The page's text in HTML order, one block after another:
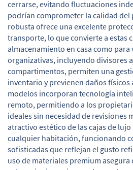
cerrarse, evitando fluctuaciones
podrían comprometer la calidad del
robusta ofrece una excelente
transporte, lo que convierte a estas
almacenamiento en casa como para
organizativas, incluyendo divisores
compartimentos, permiten una
inventario y previenen daños físicos
modelos incorporan tecnología
remoto, permitiendo a los
ideales sin necesidad de revisiones
atractivo estético de las cajas de
cualquier habitación, funcionando
sofisticadas que reflejan el gusto
uso de materiales premium